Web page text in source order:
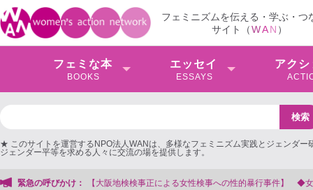
フェミニズムを伝える・学ぶ・つ
サイト（WAN ）
フェミな本
BOOKS
エッセイ
ESSAYS
アクシ
★ このサイトを運営するNPO法人WANは、多様なフェミニズム実践とジェンダー
ジェンダー平等を求める人々に交流の場を提供します。
緊急の呼びかけ：
検事正による女性検事への性的暴行事件】 ◆女性検事を支援する会事務局